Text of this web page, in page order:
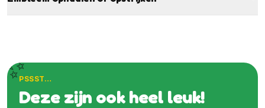
PSSST…
Deze zijn ook heel leuk!